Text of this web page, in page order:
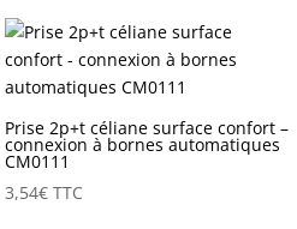
Prise 2p+t céliane surface confort –
connexion à bornes automatiques
CM0111
3,54€ TTC